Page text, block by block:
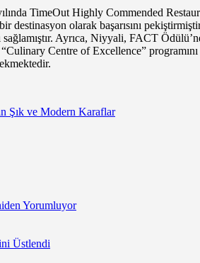
TimeOut Highly Commended
olarak başarısını
Ayrıca, Niyyali, FACT
Centre of Excellence”
Şık ve Modern Karaflar
Yorumluyor
Üstlendi